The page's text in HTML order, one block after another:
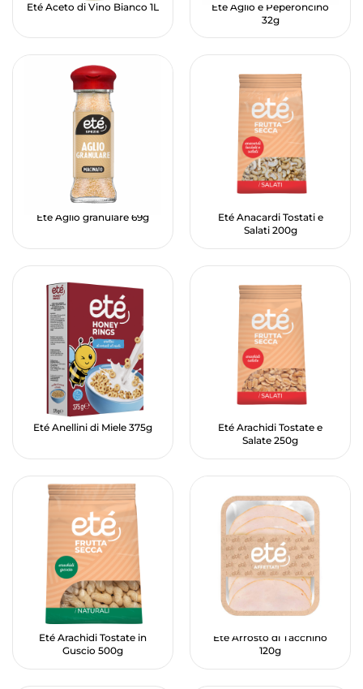
Eté Aceto di Vino Bianco 1L
Eté Aglio e Peperoncino
32g
Eté Aglio granulare 69g
Eté Anacardi Tostati e
Salati 200g
Eté Anellini di Miele 375g
Eté Arachidi Tostate e
Salate 250g
Eté Arachidi Tostate in
Guscio 500g
Eté Arrosto di Tacchino
120g